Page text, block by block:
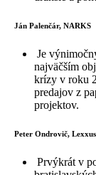
Ján Palenčár, NARKS
Je
najväčším
krízy v roku
predajov z
projektov.
Peter Ondrovič, Lexxus
Prvýkrát v